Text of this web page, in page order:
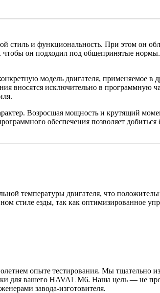
и функциональность. При этом он
чтобы он подходил под
модель двигателя, применяемое
вносятся исключительно в программную
Возросшая мощность и крутящий
обеспечения позволяет
температуры двигателя, что
стиле езды, так как оптимизированное
опыте тестирования. Мы
для вашего HAVAL M6. Наша цель — не
завода-изготовителя.